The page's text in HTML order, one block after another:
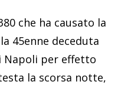
che ha causato la
45enne deceduta
Napoli per effetto
la scorsa notte,